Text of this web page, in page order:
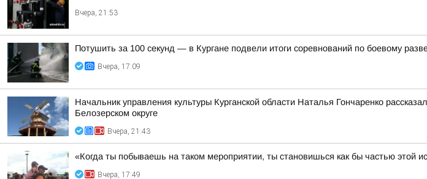
Вчера, 21:53
Потушить за 100 секунд — в Кургане подвели итоги соревнований по боевому
Вчера, 17:09
Начальник управления культуры Курганской области Наталья Гончаренко
Белозерском округе
Вчера, 21:43
«Когда ты побываешь на таком мероприятии, ты становишься как бы частью этой
Вчера, 17:49